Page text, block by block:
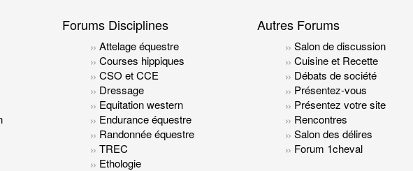
Forums Disciplines
Attelage équestre
Courses hippiques
CSO et CCE
Dressage
Equitation western
Endurance équestre
Randonnée équestre
TREC
Ethologie
Autres Forums
Salon de discussion
Cuisine et Recette
Débats de société
Présentez-vous
Présentez votre site
Rencontres
Salon des délires
Forum 1cheval